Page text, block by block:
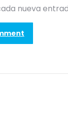
nueva